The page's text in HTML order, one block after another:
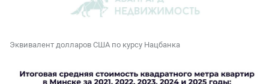
Эквивалент долларов США по курсу Нацбанка